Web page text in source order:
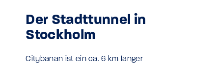
Der Stadttunnel in
Stockholm
Citybanan ist ein ca. 6 km langer